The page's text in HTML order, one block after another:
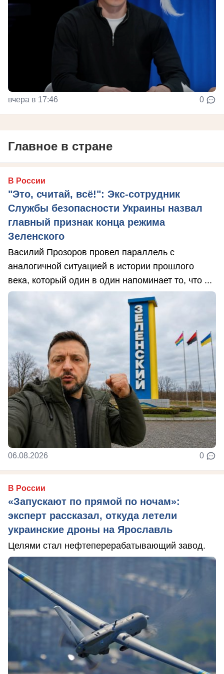
вчера в 17:46 0
Главное в стране
В России
"Это, считай, всё!": Экс-сотрудник
Службы безопасности Украины назвал
главный признак конца режима
Зеленского
Василий Прозоров провел параллель с
аналогичной ситуацией в истории прошлого
века, который один в один напоминает то, что ...
06.08.2026 0
В России
«Запускают по прямой по ночам»:
эксперт рассказал, откуда летели
украинские дроны на Ярославль
Целями стал нефтеперерабатывающий завод.